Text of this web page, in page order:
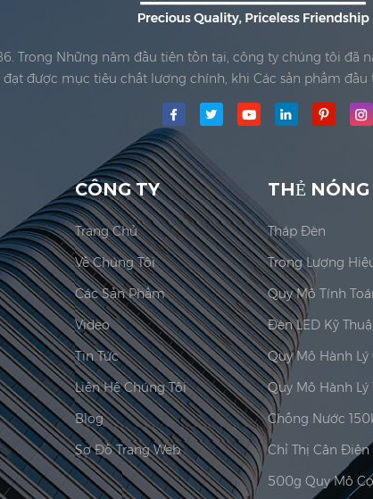
Trong Những năm đầu tiên tồn tại, công ty chúng tôi
được mục tiêu chất lượng chính, khi Các sản phẩm
Quy mô Công ty TNHHđã được thành lập; Khu
Jadever Có được ISO 9001:...
CÔNG TY
Trang Chủ
Về Chúng Tôi
Các Sản Phẩm
Video
Tin Tức
Liên Hệ Chúng Tôi
Blog
Sơ Đồ Trang Web
THẺ NÓNG
Tháp Đèn
Trọng Lượng
Quy Mô Hành
Quy Mô Hành Lý
Chống Nước